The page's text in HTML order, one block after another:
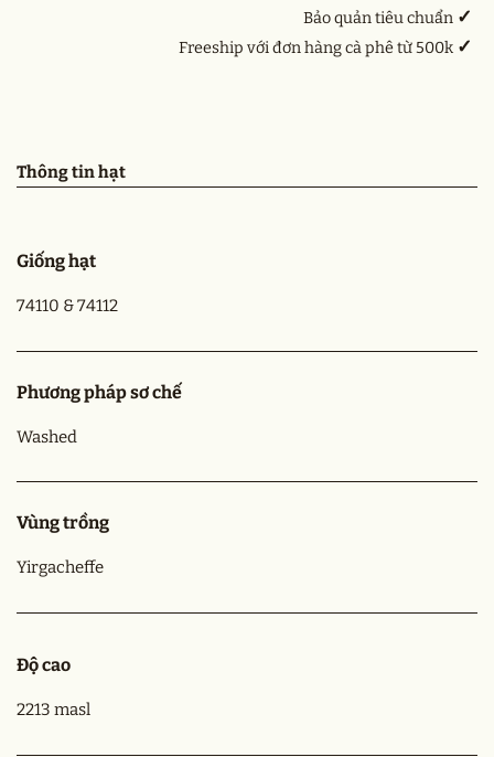
Bảo quản tiêu chuẩn ✓
Freeship với đơn hàng cà phê từ 500k ✓
Thông tin hạt
Giống hạt
74110 & 74112
Phương pháp sơ chế
Washed
Vùng trồng
Yirgacheffe
Độ cao
2213 masl